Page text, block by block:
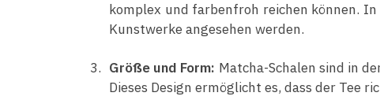
komplex und farbenfroh reichen können.
Kunstwerke angesehen werden.
Größe und Form: Matcha-Schalen sind in
Dieses Design ermöglicht es, dass der Tee